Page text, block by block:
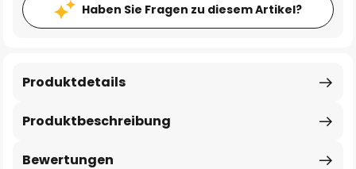
Haben Sie Fragen zu diesem Artikel?
Produktbeschreibung
Produktdetails
Bewertungen